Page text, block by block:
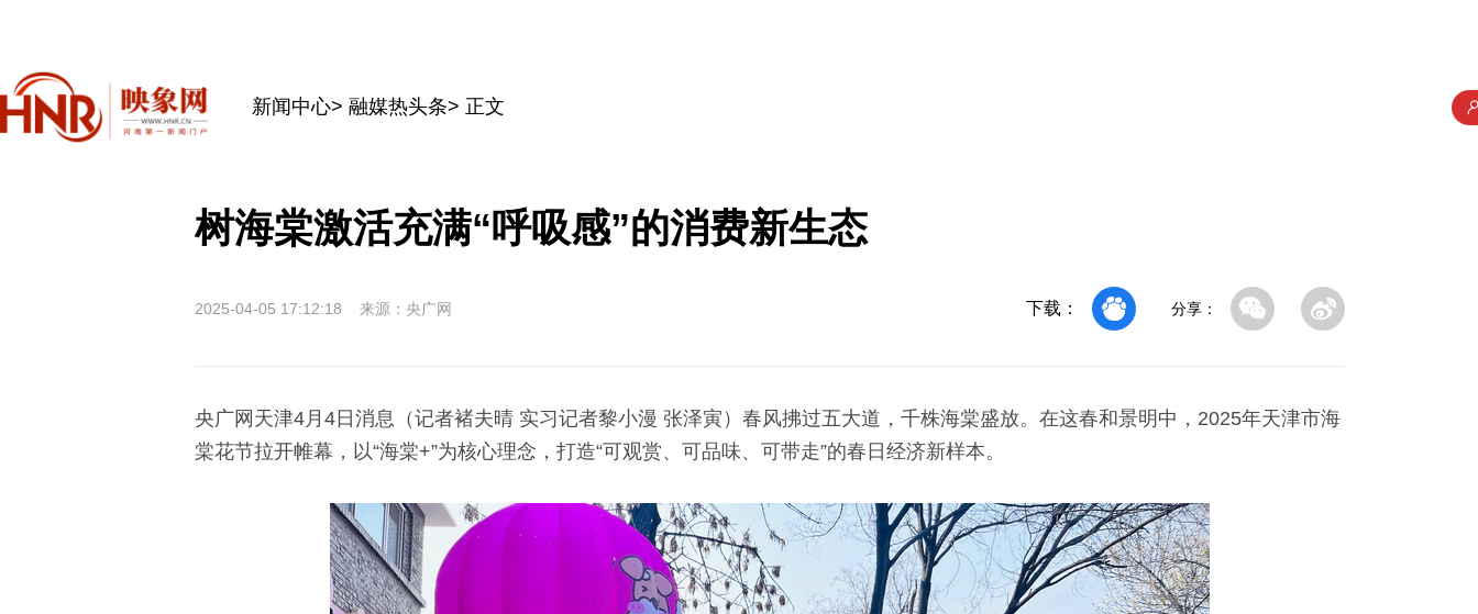
新闻中心> 融媒热头条> 正文
树海棠激活充满“呼吸感”的消费新生态
2025-04-05 17:12:18 来源：央广网 下载： 分享：
央广网天津4月4日消息（记者褚夫晴 实习记者黎小漫 张泽寅）春风拂过五大道，千株海棠盛放。在这春和景明中，2025年天津市海
棠花节拉开帷幕，以“海棠+”为核心理念，打造“可观赏、可品味、可带走”的春日经济新样本。